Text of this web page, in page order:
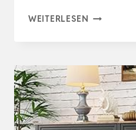
WEITERLESEN VOSS.PET
AUS